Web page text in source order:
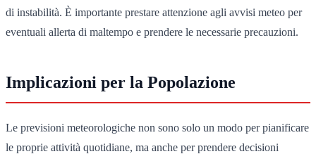
di instabilità. È importante prestare attenzione agli avvisi meteo per
eventuali allerta di maltempo e prendere le necessarie precauzioni.
Implicazioni per la Popolazione
Le previsioni meteorologiche non sono solo un modo per pianificare
le proprie attività quotidiane, ma anche per prendere decisioni